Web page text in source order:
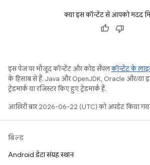
क्या इस कॉन्टेंट से आपको मदद
इस पेज पर मौजूद कॉन्टेंट और कोड सैंपलकॉन्टेंट के
के हिसाब से हैं. Java और OpenJDK, Oracle और/या
ट्रेडमार्क या रजिस्टर किए हुए ट्रेडमार्क हैं.
आखिरी बार 2026-06-22 (UTC) को अपडेट किया
बिल्ड
Android डेटा संग्रह स्थान